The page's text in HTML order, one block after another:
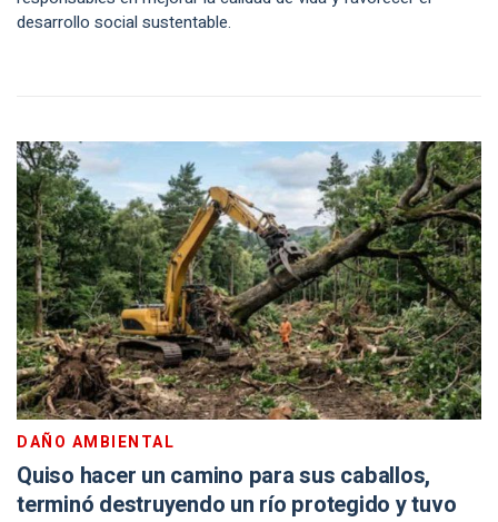
desarrollo social sustentable.
DAÑO AMBIENTAL
Quiso hacer un camino para sus caballos,
terminó destruyendo un río protegido y tuvo